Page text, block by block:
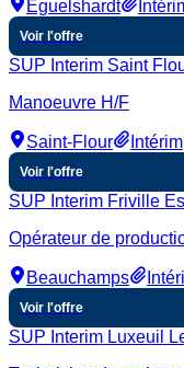
Éguelshardt
Voir l'offre
SUP Interim Saint
Manoeuvre H/F
Saint-Flour Intérim
Voir l'offre
SUP Interim Friville
Opérateur de
Beauchamps
Voir l'offre
SUP Interim Luxeuil